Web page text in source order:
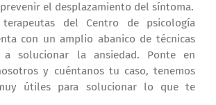
el desplazamiento del síntoma.
del Centro de psicología
con un amplio abanico de técnicas
a solucionar la ansiedad. Ponte en
y cuéntanos tu caso, tenemos
útiles para solucionar lo que te